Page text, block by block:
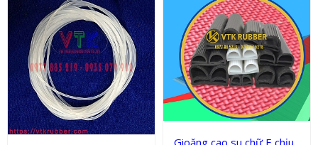
Gioăng silicon, cao su chữ E
Gioăng cao su chữ E chịu
Oring silicon